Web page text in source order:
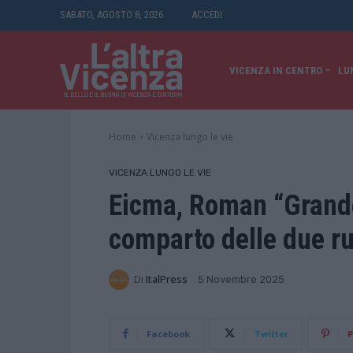
SABATO, AGOSTO 8, 2026 ACCEDI
VICENZA IN CENTRO
Home Vicenza lungo le vie
VICENZA LUNGO LE VIE
Eicma, Roman
comparto delle due
Di ItalPress 5 Novembre 2025
Facebook Twitter